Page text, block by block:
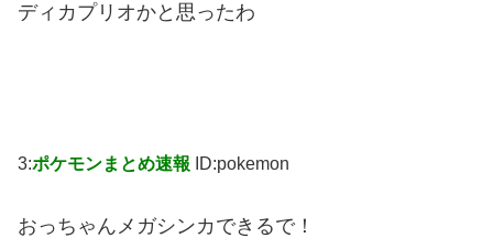
ディカプリオかと思ったわ
3:ポケモンまとめ速報 ID:pokemon
おっちゃんメガシンカできるで！